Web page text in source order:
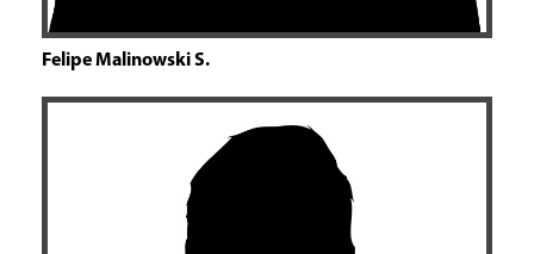
Felipe Malinowski S.